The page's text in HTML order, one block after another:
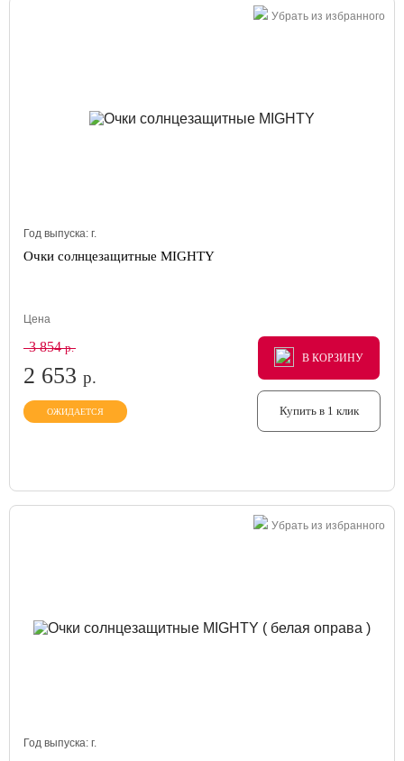
Убрать из избранного
Год выпуска: г.
Очки солнцезащитные MIGHTY
Цена
3 854р.
2 653 р.
ОЖИДАЕТСЯ
В КОРЗИНУ
В КОРЗИНУ
В КОРЗИНУ
Купить в 1 клик
Убрать из избранного
Год выпуска: г.